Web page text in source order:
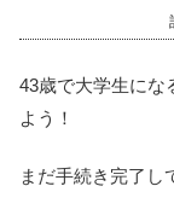
43歳で大学生にな
よう！
まだ手続き完了し